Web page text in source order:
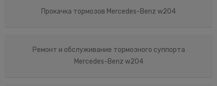
Прокачка тормозов Mercedes-Benz w204
Ремонт и обслуживание тормозного суппорта
Mercedes-Benz w204